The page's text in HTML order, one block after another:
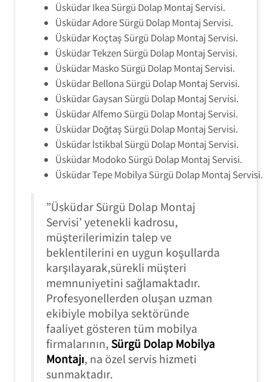
Üsküdar Ikea Sürgü Dolap Montaj Servisi.
Üsküdar Adore Sürgü Dolap Montaj Servisi.
Üsküdar Koçtaş Sürgü Dolap Montaj Servisi.
Üsküdar Tekzen Sürgü Dolap Montaj Servisi.
Üsküdar Masko Sürgü Dolap Montaj Servisi.
Üsküdar Bellona Sürgü Dolap Montaj Servisi.
Üsküdar Gaysan Sürgü Dolap Montaj Servisi.
Üsküdar Alfemo Sürgü Dolap Montaj Servisi.
Üsküdar Doğtaş Sürgü Dolap Montaj Servisi.
Üsküdar İstikbal Sürgü Dolap Montaj Servisi.
Üsküdar Modoko Sürgü Dolap Montaj Servisi.
Üsküdar Tepe Mobilya Sürgü Dolap Montaj Servisi.
”Üsküdar Sürgü Dolap Montaj
Servisi’ yetenekli kadrosu,
müşterilerimizin talep ve
beklentilerini en uygun koşullarda
karşılayarak,sürekli müşteri
memnuniyetini sağlamaktadır.
Profesyonellerden oluşan uzman
ekibiyle mobilya sektöründe
faaliyet gösteren tüm mobilya
firmalarının, Sürgü Dolap Mobilya
Montajı, na özel servis hizmeti
sunmaktadır.